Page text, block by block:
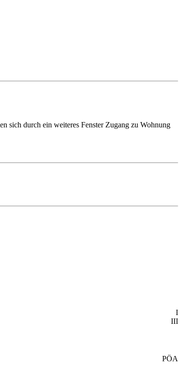
sich durch ein weiteres Fenster Zugang zu Wohnung
I
III
PÖA